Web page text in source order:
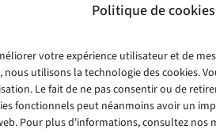
Politique de cookies
votre expérience utilisateur et de
nous utilisons la technologie des cookies.
Le fait de ne pas consentir ou de
fonctionnels peut néanmoins avoir un
Pour plus d'informations, consultez nos
Mercredi 9h-12h30
Vendredi 9h-12h30 / 13h30-17h
Samedi 10h-12h